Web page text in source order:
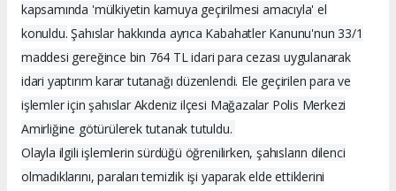
kapsamında 'mülkiyetin kamuya geçirilmesi amacıyla' el
konuldu. Şahıslar hakkında ayrıca Kabahatler Kanunu'nun 33/1
maddesi gereğince bin 764 TL idari para cezası uygulanarak
idari yaptırım karar tutanağı düzenlendi. Ele geçirilen para ve
işlemler için şahıslar Akdeniz ilçesi Mağazalar Polis Merkezi
Amirliğine götürülerek tutanak tutuldu.
Olayla ilgili işlemlerin sürdüğü öğrenilirken, şahısların dilenci
olmadıklarını, paraları temizlik işi yaparak elde ettiklerini